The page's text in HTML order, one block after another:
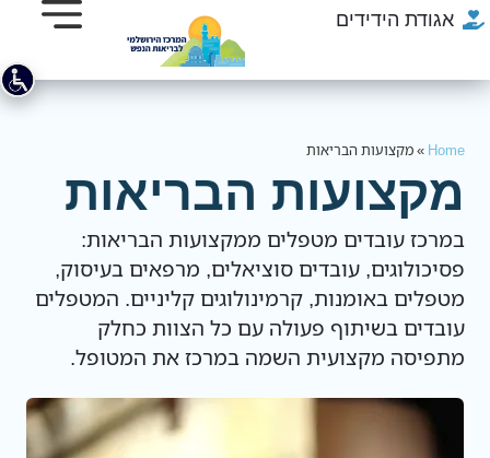
אגודת הידידים
Home
»מקצועות הבריאות
מקצועות הבריאות
במרכז עובדים מטפלים ממקצועות הבריאות:
פסיכולוגים, עובדים סוציאלים, מרפאים בעיסוק,
מטפלים באומנות, קרמינולוגים קליניים. המטפלים
עובדים בשיתוף פעולה עם כל הצוות כחלק
מתפיסה מקצועית השמה במרכז את המטופל.